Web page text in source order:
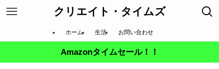
クリエイト・タイムズ
ホーム 生活 お問い合わせ
Amazonタイムセール！！